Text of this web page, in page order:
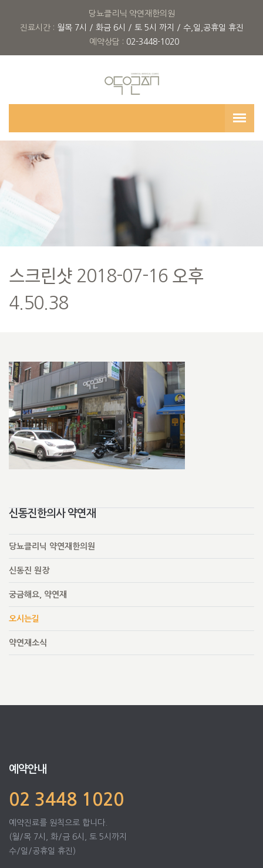
당뇨클리닉 약연재한의원
진료시간 : 월목 7시 / 화금 6시 / 토 5시 까지 / 수,일,공휴일 휴진
예약상담 : 02-3448-1020
스크린샷 2018-07-16 오후
4.50.38
신동진한의사 약연재
당뇨클리닉 약연재한의원
신동진 원장
궁금해요, 약연재
오시는길
약연재소식
예약안내
02 3448 1020
예약진료를 원칙으로 합니다.
(월/목 7시, 화/금 6시, 토 5시까지
수/일/공휴일 휴진)